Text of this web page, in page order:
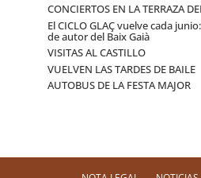
CONCIERTOS EN LA TERRAZA
El CICLO GLAÇ vuelve cada
de autor del Baix Gaià
VISITAS AL CASTILLO
VUELVEN LAS TARDES DE BAILE
AUTOBUS DE LA FESTA MAJOR